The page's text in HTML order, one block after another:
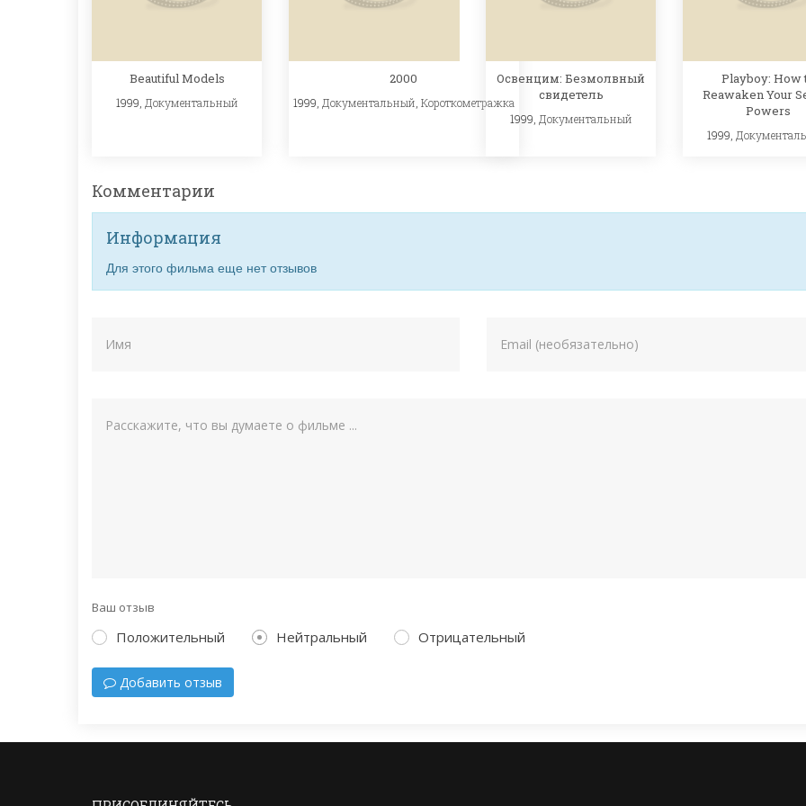
Beautiful Models
1999, Документальный
2000
1999, Документальный, Короткометражка
Освенцим: Безмолвный
свидетель
1999, Документальный
Playboy: How
Reawaken Your
Powers
1999,
Комментарии
Информация
Для этого фильма еще нет отзывов
Ваш отзыв
Положительный Нейтральный Отрицательный
Добавить отзыв